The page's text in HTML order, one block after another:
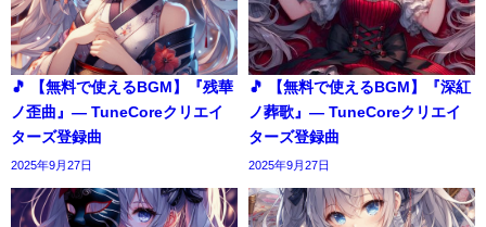
🎵 【無料で使えるBGM】『残華
ノ歪曲』― TuneCoreクリエイ
ターズ登録曲
2025年9月27日
🎵 【無料で使えるBGM】『深紅
ノ葬歌』― TuneCoreクリエイ
ターズ登録曲
2025年9月27日